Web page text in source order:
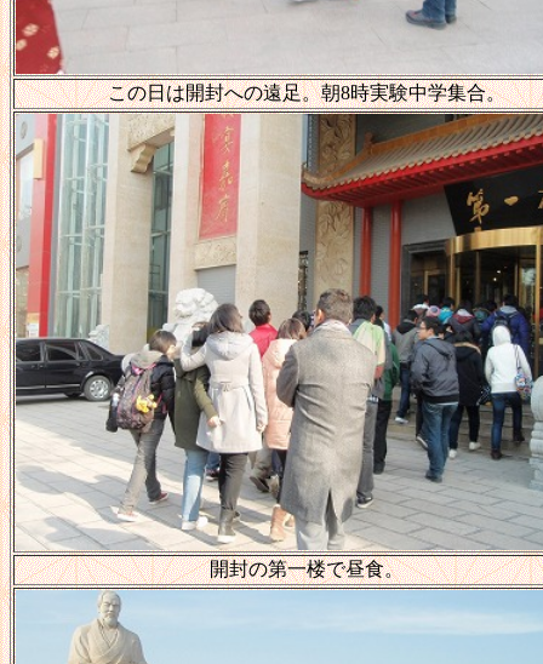
この日は開封への遠足。朝8時実験中学集合。
開封の第一楼で昼食。